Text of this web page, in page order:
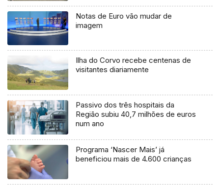
Notas de Euro vão mudar de
imagem
Ilha do Corvo recebe centenas de
visitantes diariamente
Passivo dos três hospitais da
Região subiu 40,7 milhões de euros
num ano
Programa ‘Nascer Mais’ já
beneficiou mais de 4.600 crianças